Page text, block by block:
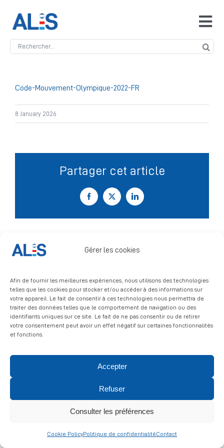
Gérer les cookies
Afin de fournir les meilleures expériences, nous utilisons des technologies
telles que les cookies pour stocker et/ou accéder à des informations sur
votre appareil. Le fait de consentir à ces technologies nous permettra de
traiter des données telles que le comportement de navigation ou des
identifiants uniques sur ce site. Le fait de ne pas consentir ou de retirer
votre consentement peut avoir un effet négatif sur certaines fonctionnalités
et fonctions.
Accepter
Refuser
Consulter les préférences
Cookie PolicyPolitique de confidentialitéContact
content
Search
Accueil
ALIS
Antidopage
Signalement
Code-Mouvement-Olympique-2022-FR
8 January 2026
Partager cet article
Facebook
X LinkedIn
© 2026 ALIS | All rights reserved
légales